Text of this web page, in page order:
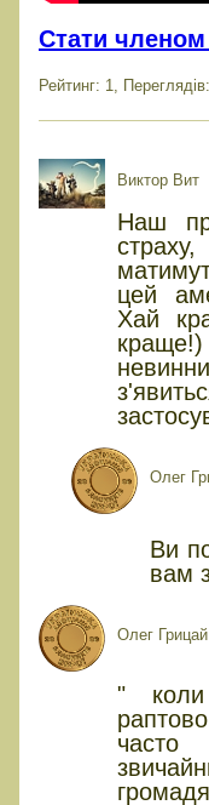
Стати
Рейтинг: 1,
Виктор Вит
Наш
цей
Хай
Олег
Ви
вам
Олег Грицай
" коли